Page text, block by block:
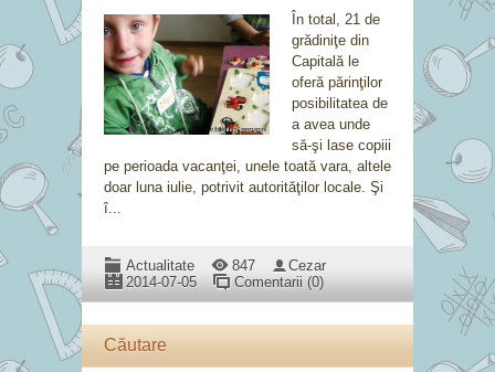
În total, 21 de
grădiniţe din
Capitală le
oferă părinţilor
posibilitatea de
a avea unde
să-şi lase copiii
pe perioada vacanţei, unele toată vara, altele
doar luna iulie, potrivit autorităţilor locale. Şi
î...
Actualitate 847
Cezar
2014-07-05
Comentarii (0)
Căutare